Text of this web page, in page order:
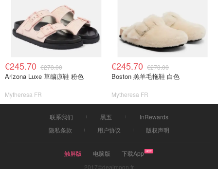
€245.70 €273.00
Arizona Luxe 草编凉鞋 粉色
Mytheresa FR
€245.70 €273.00
Boston 羔羊毛拖鞋 白色
Mytheresa FR
联系我们 黑五
InRewards
隐私条款
用户协议 版权声明
触屏版 电脑版
下载App
2017©dealmoon.fr